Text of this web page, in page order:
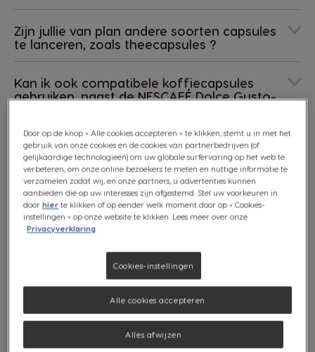
Zijn jullie van plan andere soorten capsules
te lanceren, zoals theecapsules ?
Kan ik ook compatibele koffiecapsules
gebruiken, naast de NESCAFÉ Dolce Gusto-
Kunnen de capsules gerecycleerd worden ?
Waar kan ik de accessoires van NESCAFÉ
Dolce Gusto vinden ?
naar
antwoord?
Voer
Categorieën:
REGISTREREN
Door op de knop « Alle cookies accepteren » te klikken, stemt u in met het
gebruik van onze cookies en de cookies van partnerbedrijven (of
gelijkaardige technologieën) om uw globale surfervaring op het web te
verbeteren, om onze online bezoekers te meten en nuttige informatie te
verzamelen zodat wij, en onze partners, u advertenties kunnen
aanbieden die op uw interesses zijn afgestemd. Stel uw voorkeuren in
doorhier te klikken of op eender welk moment door op « Cookies-
instellingen » op onze website te klikken. Lees meer over onze
Privacyverklaring
Cookies-instellingen
Alles afwijzen
Alle cookies accepteren